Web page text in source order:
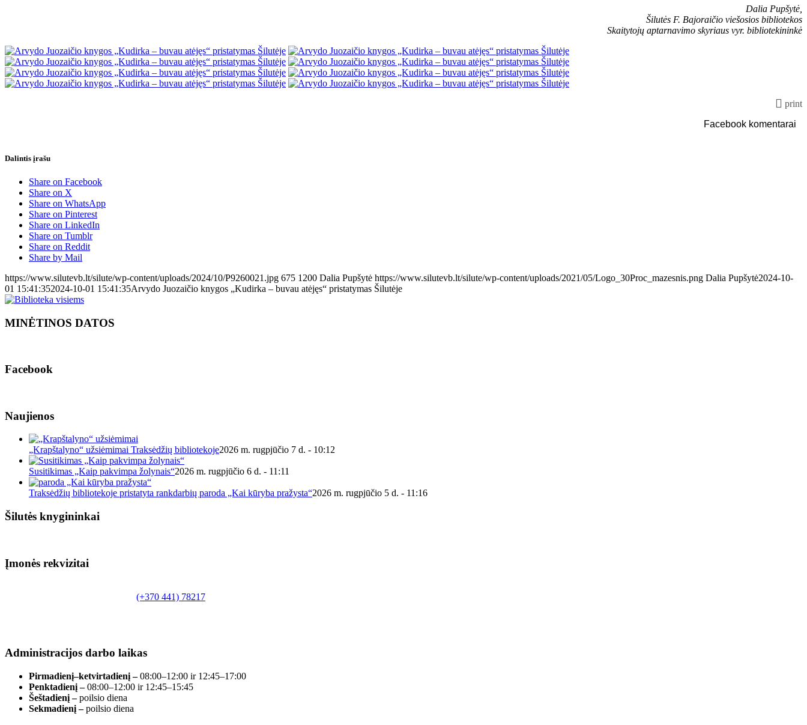
Dalia Pupšytė,
Šilutės F. Bajoraičio viešosios bibliotekos
Skaitytojų aptarnavimo skyriaus vyr. bibliotekininkė
print
Facebook komentarai
Dalintis įrašu
Share on Facebook
Share on X
Share on WhatsApp
Share on Pinterest
Share on LinkedIn
Share on Tumblr
Share on Reddit
Share by Mail
https://www.silutevb.lt/silute/wp-content/uploads/2024/10/P9260021.jpg 675 1200 Dalia Pupšytė https://www.silutevb.lt/silute/wp-content/uploads/2021/05/Logo_30Proc_mazesnis.png Dalia Pupšytė2024-10-
01 15:41:352024-10-01 15:41:35Arvydo Juozaičio knygos „Kudirka – buvau atėjęs“ pristatymas Šilutėje
MINĖTINOS DATOS
Facebook
Naujienos
„Krapštalyno“ užsiėmimai Traksėdžių bibliotekoje2026 m. rugpjūčio 7 d. - 10:12
Susitikimas „Kaip pakvimpa žolynais“2026 m. rugpjūčio 6 d. - 11:11
Traksėdžių bibliotekoje pristatyta rankdarbių paroda „Kai kūryba pražysta“2026 m. rugpjūčio 5 d. - 11:16
Šilutės knygininkai
Įmonės rekvizitai
(+370 441) 78217
Administracijos darbo laikas
Pirmadienį–ketvirtadienį –08:00–12:00 ir 12:45–17:00
Penktadienį –08:00–12:00 ir 12:45–15:45
Šeštadienį –poilsio diena
Sekmadienį –poilsio diena